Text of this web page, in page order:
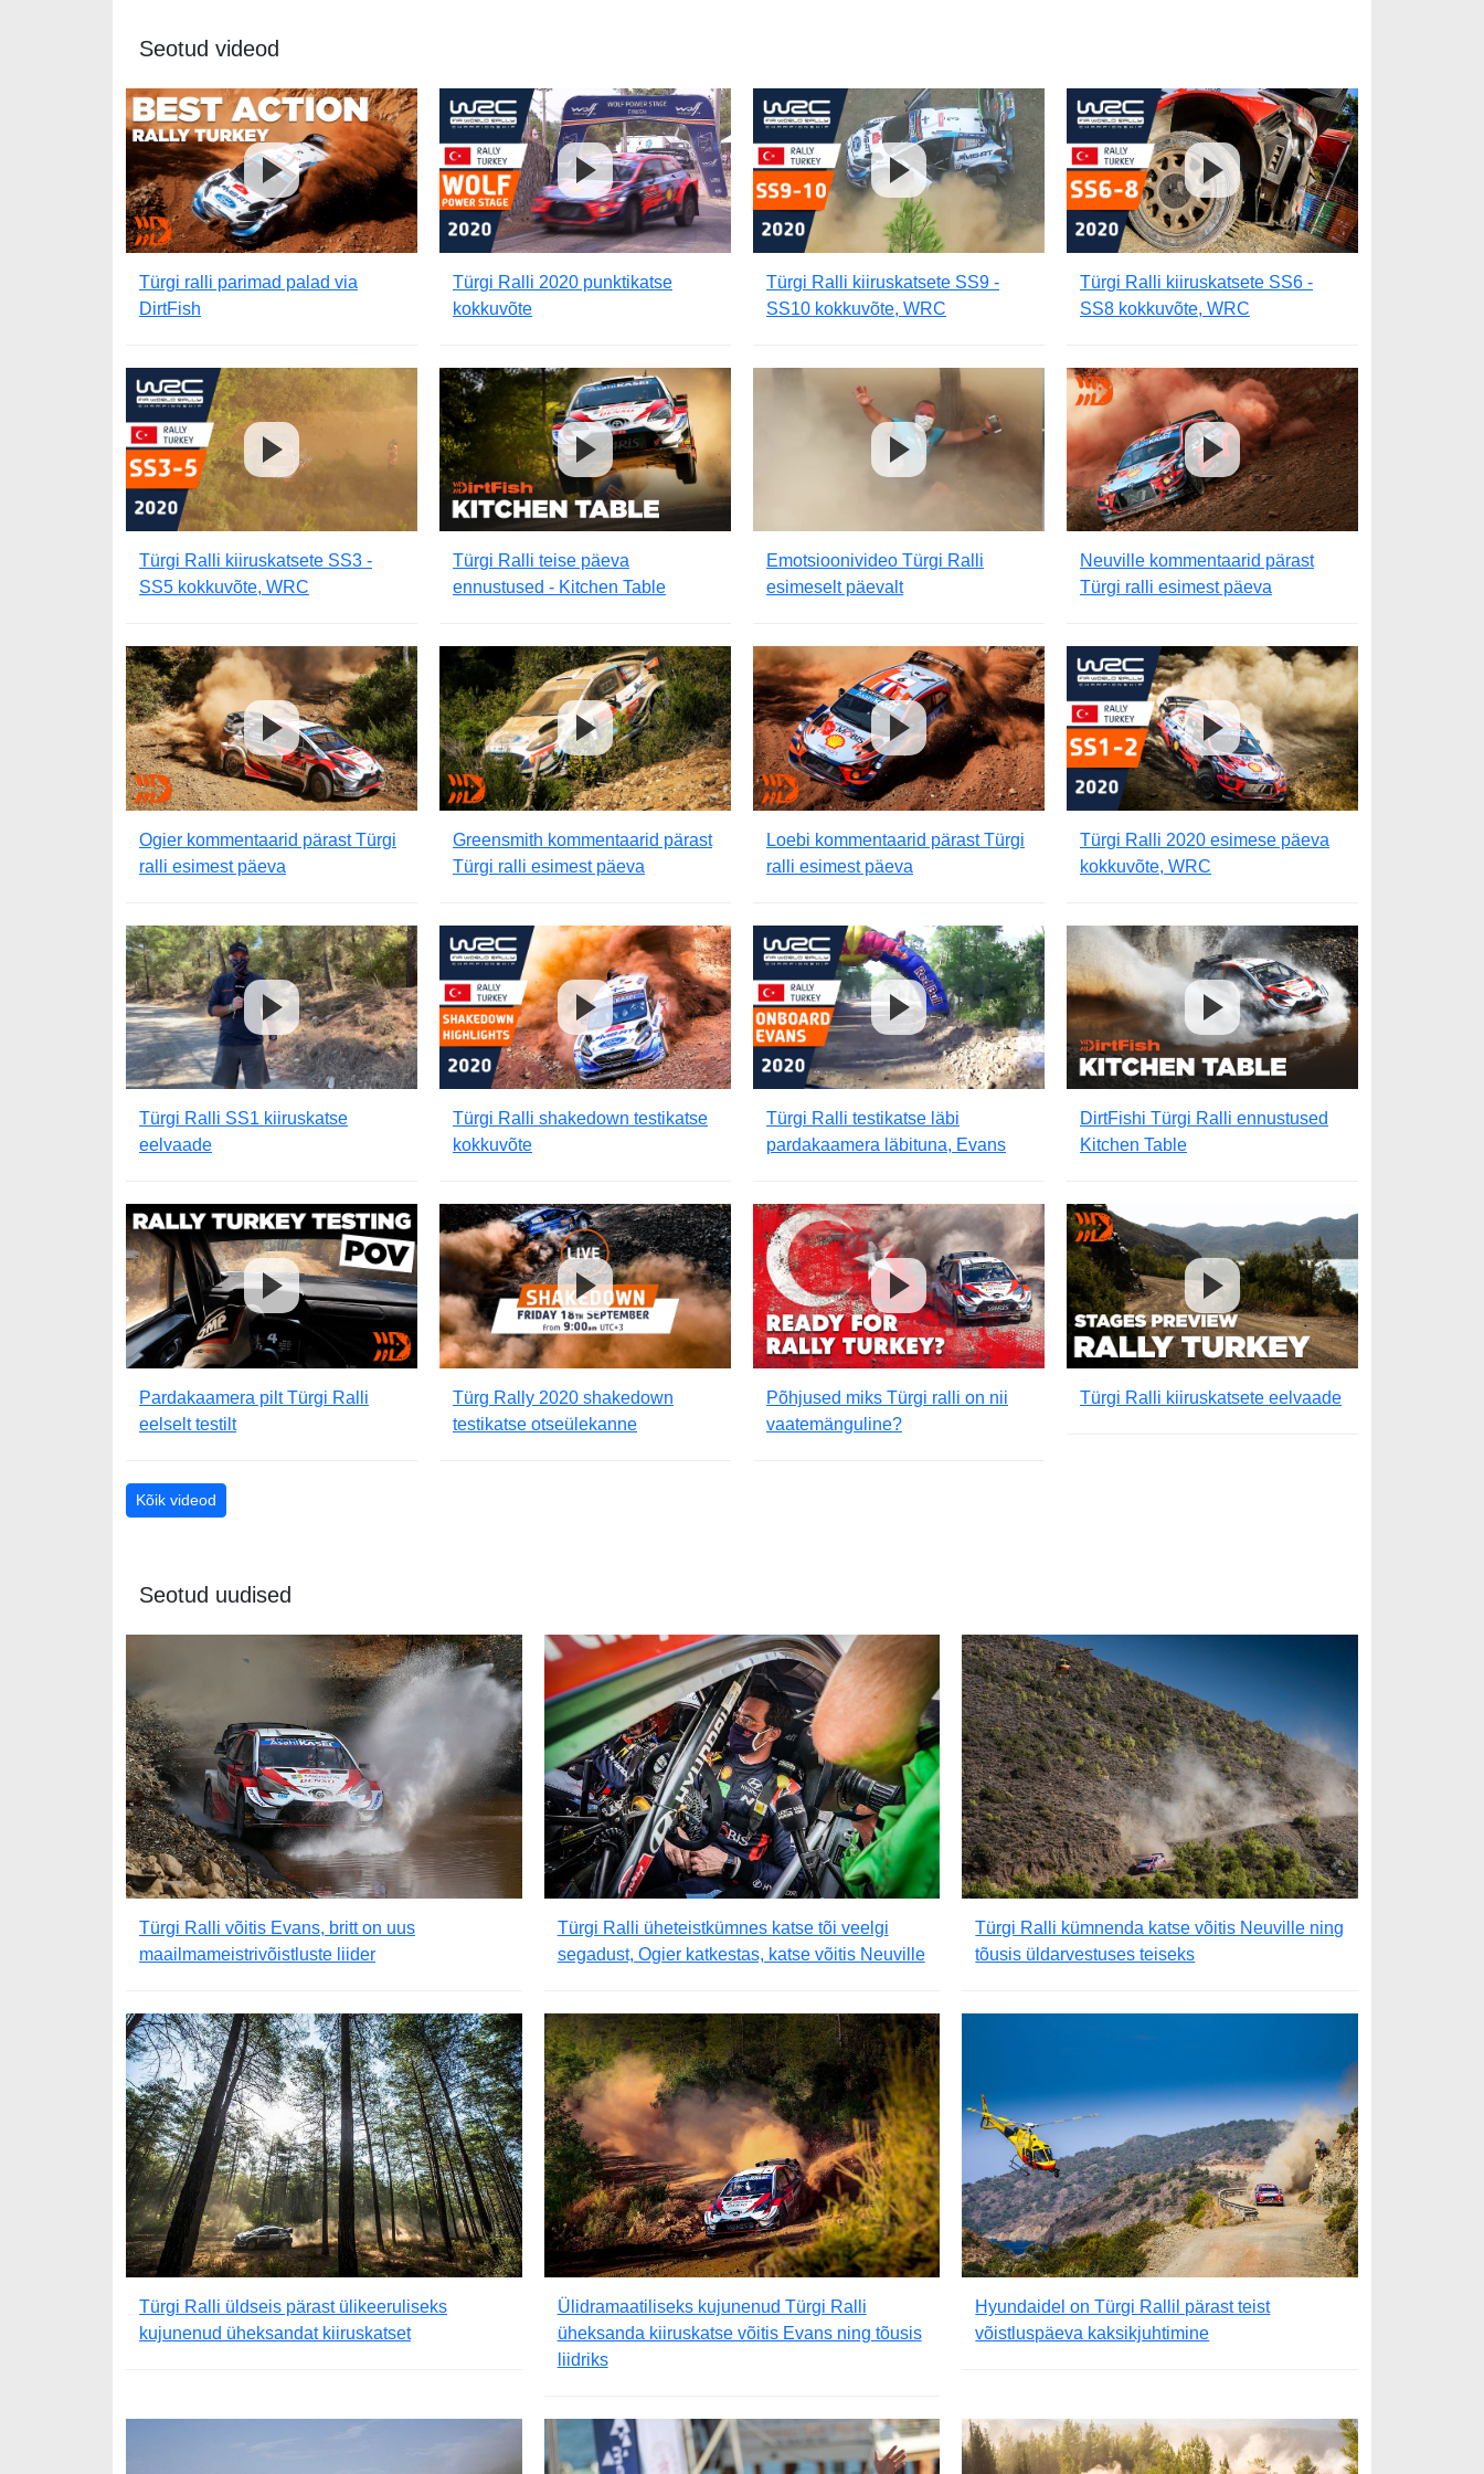
Seotud videod
Türgi ralli parimad palad via
DirtFish
Türgi Ralli 2020 punktikatse
kokkuvõte
Türgi Ralli kiiruskatsete SS9 -
SS10 kokkuvõte, WRC
Türgi Ralli kiiruskatsete SS6 -
SS8 kokkuvõte, WRC
Türgi Ralli kiiruskatsete SS3 -
SS5 kokkuvõte, WRC
Türgi Ralli teise päeva
ennustused - Kitchen Table
Emotsioonivideo Türgi Ralli
esimeselt päevalt
Neuville kommentaarid pärast
Türgi ralli esimest päeva
Ogier kommentaarid pärast Türgi
ralli esimest päeva
Greensmith kommentaarid pärast
Türgi ralli esimest päeva
Loebi kommentaarid pärast Türgi
ralli esimest päeva
Türgi Ralli 2020 esimese päeva
kokkuvõte, WRC
Türgi Ralli SS1 kiiruskatse
eelvaade
Türgi Ralli shakedown testikatse
kokkuvõte
Türgi Ralli testikatse läbi
pardakaamera läbituna, Evans
DirtFishi Türgi Ralli ennustused
Kitchen Table
Pardakaamera pilt Türgi Ralli
eelselt testilt
Türg Rally 2020 shakedown
testikatse otseülekanne
Põhjused miks Türgi ralli on nii
vaatemänguline?
Türgi Ralli kiiruskatsete eelvaade
Kõik videod
Seotud uudised
Türgi Ralli võitis Evans, britt on uus
maailmameistrivõistluste liider
Türgi Ralli üheteistkümnes katse tõi veelgi
segadust, Ogier katkestas, katse võitis Neuville
Türgi Ralli kümnenda katse võitis Neuville ning
tõusis üldarvestuses teiseks
Türgi Ralli üldseis pärast ülikeeruliseks
kujunenud üheksandat kiiruskatset
Ülidramaatiliseks kujunenud Türgi Ralli
üheksanda kiiruskatse võitis Evans ning tõusis
liidriks
Hyundaidel on Türgi Rallil pärast teist
võistluspäeva kaksikjuhtimine